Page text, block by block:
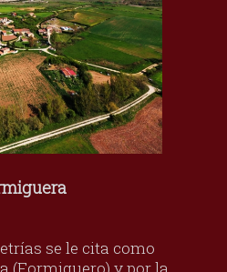
se le cita como